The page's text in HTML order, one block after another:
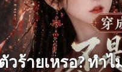
วร้ายเหรอ? ทำ